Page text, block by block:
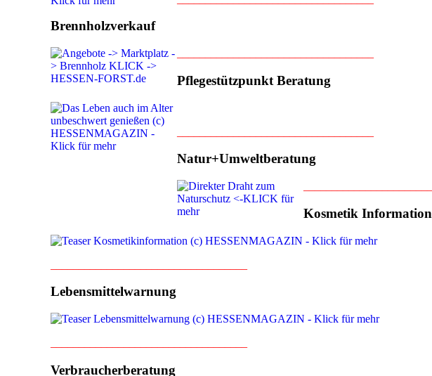
Brennholzverkauf
Pflegestützpunkt Beratung
Natur+Umweltberatung
Kosmetik Information
Lebensmittelwarnung
Verbraucherberatung